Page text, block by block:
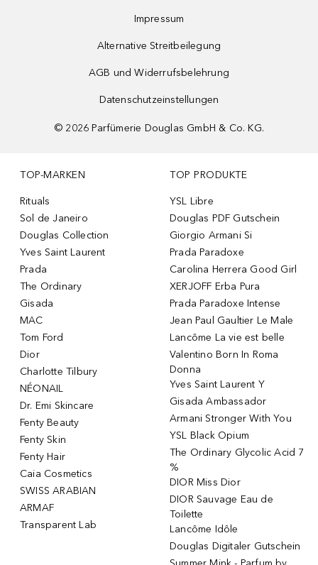
Impressum
Alternative Streitbeilegung
AGB und Widerrufsbelehrung
Datenschutzeinstellungen
© 2026 Parfümerie Douglas GmbH & Co. KG.
TOP-MARKEN
Rituals
Sol de Janeiro
Douglas Collection
Yves Saint Laurent
Prada
The Ordinary
Gisada
MAC
Tom Ford
Dior
Charlotte Tilbury
NÉONAIL
Dr. Emi Skincare
Fenty Beauty
Fenty Skin
Fenty Hair
Caia Cosmetics
SWISS ARABIAN
ARMAF
Transparent Lab
TOP PRODUKTE
YSL Libre
Douglas PDF Gutschein
Giorgio Armani Si
Prada Paradoxe
Carolina Herrera Good Girl
XERJOFF Erba Pura
Prada Paradoxe Intense
Jean Paul Gaultier Le Male
Lancôme La vie est belle
Valentino Born In Roma
Donna
Yves Saint Laurent Y
Gisada Ambassador
Armani Stronger With You
YSL Black Opium
The Ordinary Glycolic Acid 7
%
DIOR Miss Dior
DIOR Sauvage Eau de
Toilette
Lancôme Idôle
Douglas Digitaler Gutschein